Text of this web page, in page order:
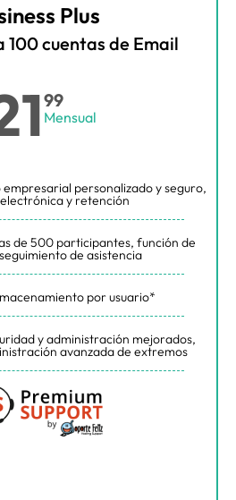
Plus
100 cuentas de Email
99
Mensual
personalizado y seguro,
y retención
de 500 participantes, función de
de asistencia
por usuario*
y administración mejorados,
avanzada de extremos